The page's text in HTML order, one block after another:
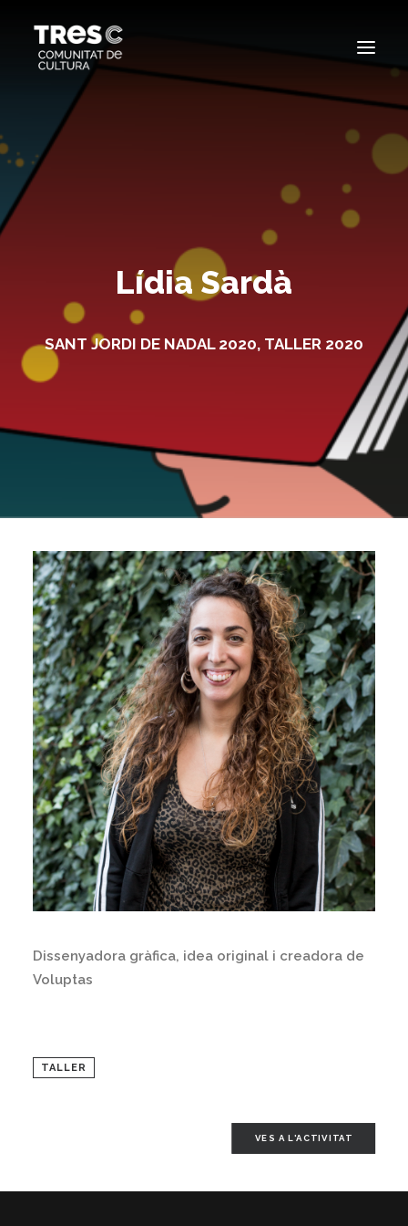
EDICIONS ANTERIORS
Lídia Sardà
SANT JORDI DE NADAL 2020, TALLER 2020
Dissenyadora gràfica, idea original i creadora de
Voluptas
TALLER
VES A L'ACTIVITAT